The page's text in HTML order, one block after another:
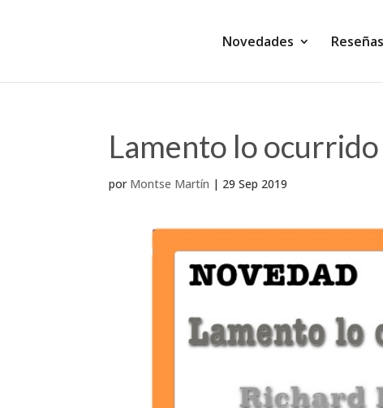
Novedades Reseñas
Lamento lo
por Montse Martín | 29 Sep 2019